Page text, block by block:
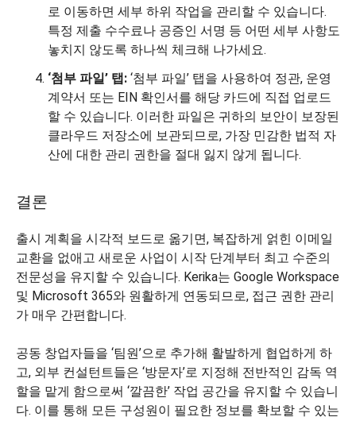
로 이동하면 세부 하위 작업을 관리할 수 있습니다.
특정 제출 수수료나 공증인 서명 등 어떤 세부 사항도
놓치지 않도록 하나씩 체크해 나가세요.
‘첨부 파일’ 탭: ‘첨부 파일’ 탭을 사용하여 정관, 운영
계약서 또는 EIN 확인서를 해당 카드에 직접 업로드
할 수 있습니다. 이러한 파일은 귀하의 보안이 보장된
클라우드 저장소에 보관되므로, 가장 민감한 법적 자
산에 대한 관리 권한을 절대 잃지 않게 됩니다.
결론
출시 계획을 시각적 보드로 옮기면, 복잡하게 얽힌 이메일
교환을 없애고 새로운 사업이 시작 단계부터 최고 수준의
전문성을 유지할 수 있습니다. Kerika는 Google Workspace
및 Microsoft 365와 원활하게 연동되므로, 접근 권한 관리
가 매우 간편합니다.
공동 창업자들을 ‘팀원’으로 추가해 활발하게 협업하게 하
고, 외부 컨설턴트들은 ‘방문자’로 지정해 전반적인 감독 역
할을 맡게 함으로써 ‘깔끔한’ 작업 공간을 유지할 수 있습니
다. 이를 통해 모든 구성원이 필요한 정보를 확보할 수 있는